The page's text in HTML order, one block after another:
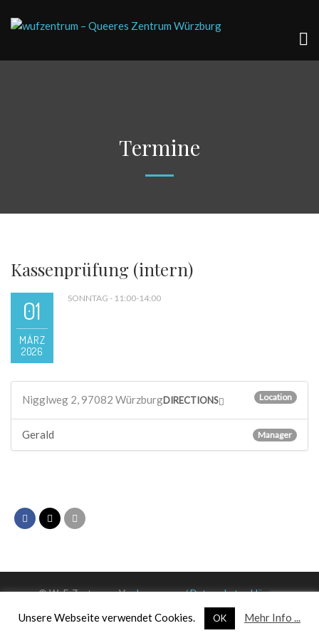
Termine
Kassenprüfung (intern)
01
MÄRZ
2026
SONNTAG - 11:00-14:00
Nigglweg 2, 97082 Würzburg Location
DIRECTIONS
Gerald Manager
© WuF-Zentrum e. V. –Impressum / Datenschutzerklärung
Unsere Webseite verwendet Cookies. OK Mehr Info ...